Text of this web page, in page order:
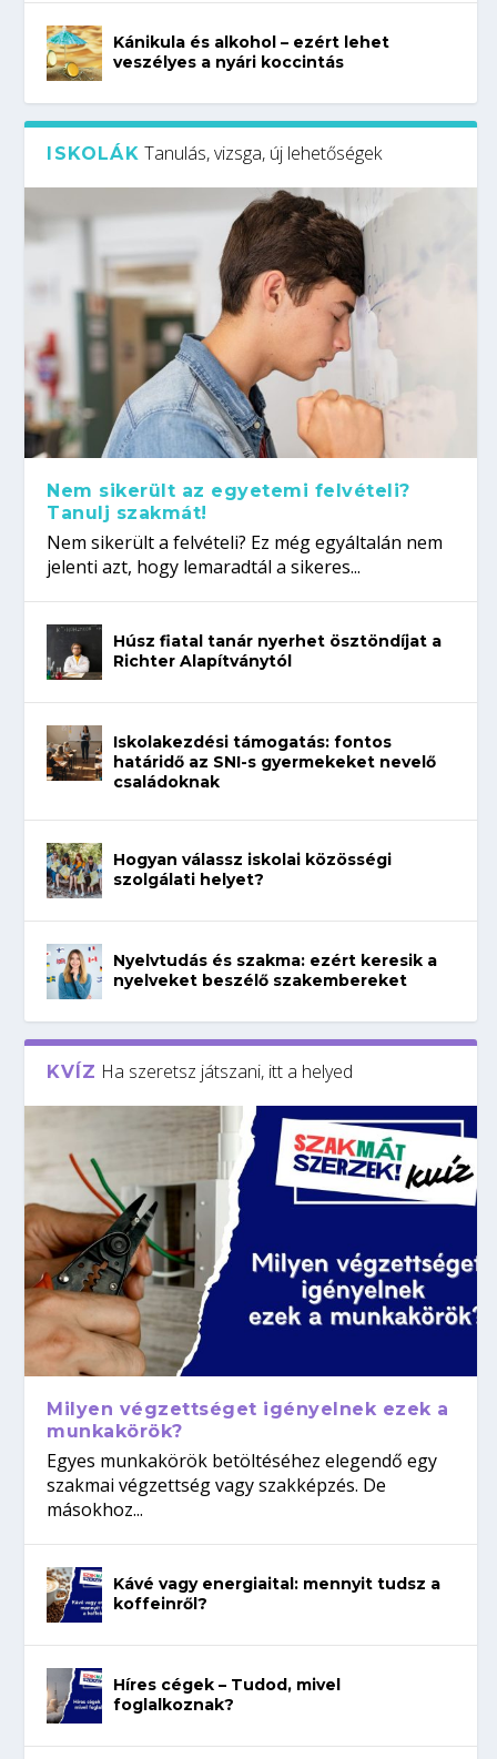
Kánikula és alkohol – ezért lehet
veszélyes a nyári koccintás
ISKOLÁK Tanulás, vizsga, új lehetőségek
Nem sikerült az egyetemi felvételi?
Tanulj szakmát!
Nem sikerült a felvételi? Ez még egyáltalán nem
jelenti azt, hogy lemaradtál a sikeres...
Húsz fiatal tanár nyerhet ösztöndíjat a
Richter Alapítványtól
Iskolakezdési támogatás: fontos
határidő az SNI-s gyermekeket nevelő
családoknak
Hogyan válassz iskolai közösségi
szolgálati helyet?
Nyelvtudás és szakma: ezért keresik a
nyelveket beszélő szakembereket
KVÍZ Ha szeretsz játszani, itt a helyed
Milyen végzettséget igényelnek ezek a
munkakörök?
Egyes munkakörök betöltéséhez elegendő egy
szakmai végzettség vagy szakképzés. De
másokhoz...
Kávé vagy energiaital: mennyit tudsz a
koffeinről?
Híres cégek – Tudod, mivel
foglalkoznak?